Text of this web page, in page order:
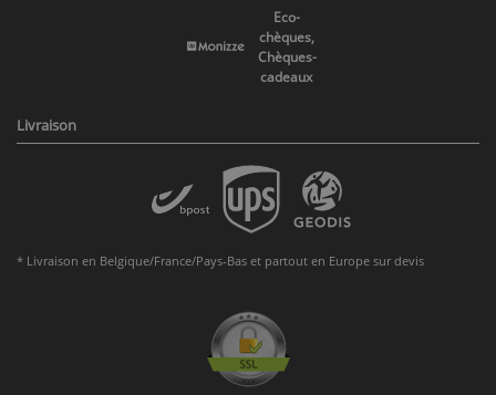
Eco-
chèques,
Chèques-
cadeaux
Livraison
* Livraison en Belgique/France/Pays-Bas et partout en Europe sur devis